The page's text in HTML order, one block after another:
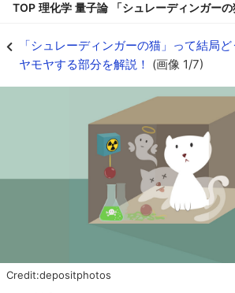
TOP 理化学 量子論 「シュレーディンガー
「シュレーディンガーの猫」って結局
ヤモヤする部分を解説！ (画像 1/7)
Credit:depositphotos